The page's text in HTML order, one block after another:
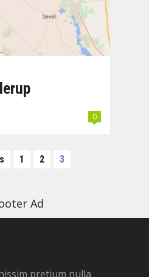
0
1 2 3
pretium nulla